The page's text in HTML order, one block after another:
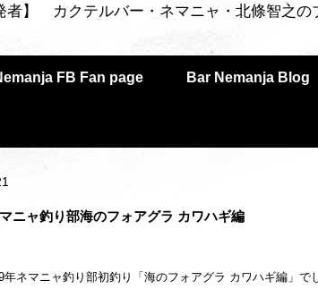
者】 カクテルバー・ネマニャ・北條智之の
FB Fan page Bar Nemanja Blog
ニャ釣り部海のフォアグラ カワハギ編
年ネマニャ釣り部初釣り「海のフォアグラ カワハギ編」で